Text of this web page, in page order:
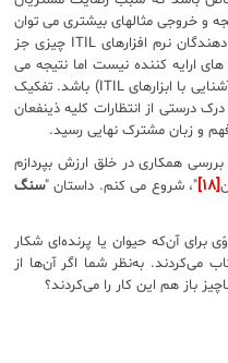
و خروجی مثالهای بیشتری می توان
زد مثلا: خروجی حاصل از دعوت از ارائه دهندگان نرم افزارهای ITIL چیزی جز
ارایه کننده نیست اما نتیجه می
تواند (افزایش سطح دانش در خصوص آشنایی با ابزارهای ITIL) باشد. تفکیک
درستی از انتظارات کلیه ذینفعان
و زبان مشترک نهایی رسید.
همکاری در خلق ارزش بپردازم
[۱۸] "، شروع می کنم. داستان "سنگ
برای آن‌که حیوان یا پرنده‌ای شکار
می‌کردند. به‌نظر شما اگر آن‌ها از
باز هم این کار را می‌کردند؟